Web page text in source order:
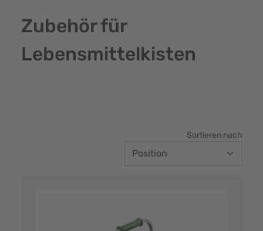
Zubehör für
Lebensmittelkisten
Sortieren nach